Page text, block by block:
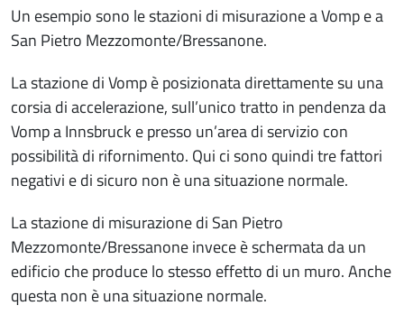
Un esempio sono le stazioni di misurazione a Vomp e a
San Pietro Mezzomonte/Bressanone.
La stazione di Vomp è posizionata direttamente su una
corsia di accelerazione, sull’unico tratto in pendenza da
Vomp a Innsbruck e presso un’area di servizio con
possibilità di rifornimento. Qui ci sono quindi tre fattori
negativi e di sicuro non è una situazione normale.
La stazione di misurazione di San Pietro
Mezzomonte/Bressanone invece è schermata da un
edificio che produce lo stesso effetto di un muro. Anche
questa non è una situazione normale.